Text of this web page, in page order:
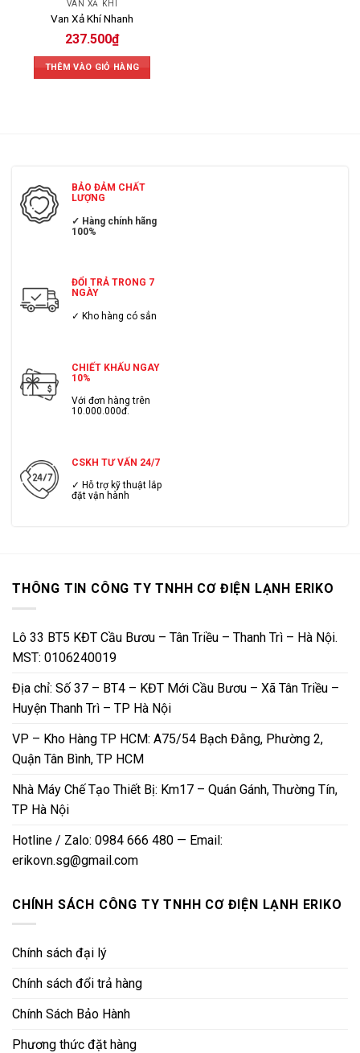
VAN XẢ KHÍ
Van Xả Khí Nhanh
237.500₫
THÊM VÀO GIỎ HÀNG
BẢO ĐẢM CHẤT
LƯỢNG
✓ Hàng chính hãng
100%
ĐỔI TRẢ TRONG 7
NGÀY
✓ Kho hàng có sẳn
CHIẾT KHẤU NGAY
10%
Với đơn hàng trên
10.000.000đ.
CSKH TƯ VẤN 24/7
✓ Hỗ trợ kỹ thuật lắp
đặt vận hành
THÔNG TIN CÔNG TY TNHH CƠ ĐIỆN LẠNH ERIKO
Lô 33 BT5 KĐT Cầu Bươu – Tân Triều – Thanh Trì – Hà Nội.
MST: 0106240019
Địa chỉ: Số 37 – BT4 – KĐT Mới Cầu Bươu – Xã Tân Triều –
Huyện Thanh Trì – TP Hà Nội
VP – Kho Hàng TP HCM: A75/54 Bạch Đằng, Phường 2,
Quận Tân Bình, TP HCM
Nhà Máy Chế Tạo Thiết Bị: Km17 – Quán Gánh, Thường Tín,
TP Hà Nội
Hotline / Zalo: 0984 666 480 — Email:
erikovn.sg@gmail.com
CHÍNH SÁCH CÔNG TY TNHH CƠ ĐIỆN LẠNH ERIKO
Chính sách đại lý
Chính sách đổi trả hàng
Chính Sách Bảo Hành
Phương thức đặt hàng